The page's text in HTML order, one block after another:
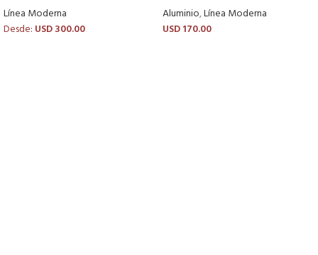
Línea Moderna
Desde: USD300.00
Aluminio,Línea Moderna
USD170.00